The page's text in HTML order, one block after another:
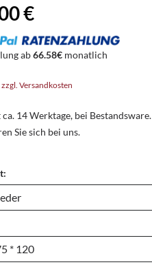
€
ab66.58€ monatlich
zzgl. Versandkosten
14 Werktage, bei Bestandsware.
Sie sich bei uns.